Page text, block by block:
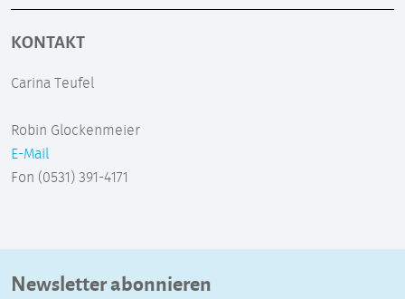
KONTAKT
Carina Teufel
Robin Glockenmeier
E-Mail
Fon (0531) 391-4171
Newsletter abonnieren